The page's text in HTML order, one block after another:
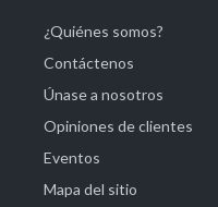
¿Quiénes somos?
Contáctenos
Únase a nosotros
Opiniones de clientes
Eventos
Mapa del sitio